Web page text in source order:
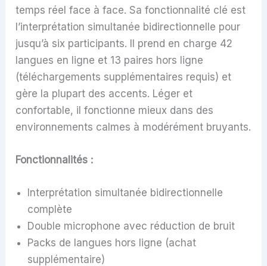
temps réel face à face. Sa fonctionnalité clé est
l’interprétation simultanée bidirectionnelle pour
jusqu’à six participants. Il prend en charge 42
langues en ligne et 13 paires hors ligne
(téléchargements supplémentaires requis) et
gère la plupart des accents. Léger et
confortable, il fonctionne mieux dans des
environnements calmes à modérément bruyants.
Fonctionnalités :
Interprétation simultanée bidirectionnelle
complète
Double microphone avec réduction de bruit
Packs de langues hors ligne (achat
supplémentaire)